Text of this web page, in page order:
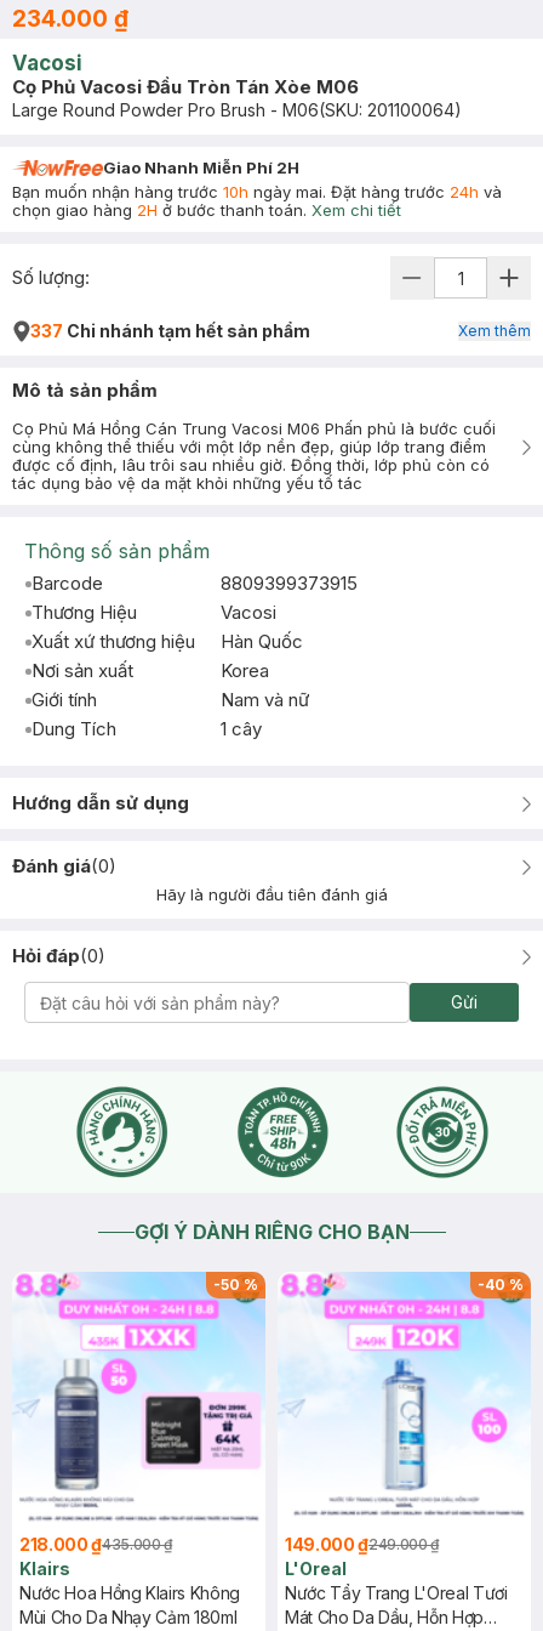
234.000 ₫
Vacosi
Cọ Phủ Vacosi Đầu Tròn Tán Xòe M06
Large Round Powder Pro Brush - M06(SKU: 201100064)
Giao Nhanh Miễn Phí 2H
Bạn muốn nhận hàng trước 10h ngày mai. Đặt hàng trước 24h và
chọn giao hàng 2H ở bước thanh toán. Xem chi tiết
Số lượng:
337 Chi nhánh tạm hết sản phẩm Xem thêm
Mô tả sản phẩm
Cọ Phủ Má Hồng Cán Trung Vacosi M06 Phấn phủ là bước cuối
cùng không thể thiếu với một lớp nền đẹp, giúp lớp trang điểm
được cố định, lâu trôi sau nhiều giờ. Đồng thời, lớp phủ còn có
tác dụng bảo vệ da mặt khỏi những yếu tố tác
Thông số sản phẩm
Barcode
8809399373915
Thương Hiệu
Vacosi
Xuất xứ thương hiệu
Hàn Quốc
Nơi sản xuất
Korea
Giới tính
Nam và nữ
Dung Tích
1 cây
Hướng dẫn sử dụng
Đánh giá(0)
Hãy là người đầu tiên đánh giá
Hỏi đáp(0)
Gửi
GỢI Ý DÀNH RIÊNG CHO BẠN
-50%
218.000 ₫435.000 ₫
Klairs
Nước Hoa Hồng Klairs Không
Mùi Cho Da Nhạy Cảm 180ml
-40%
149.000 ₫249.000 ₫
L'Oreal
Nước Tẩy Trang L'Oreal Tươi
Mát Cho Da Dầu, Hỗn Hợp